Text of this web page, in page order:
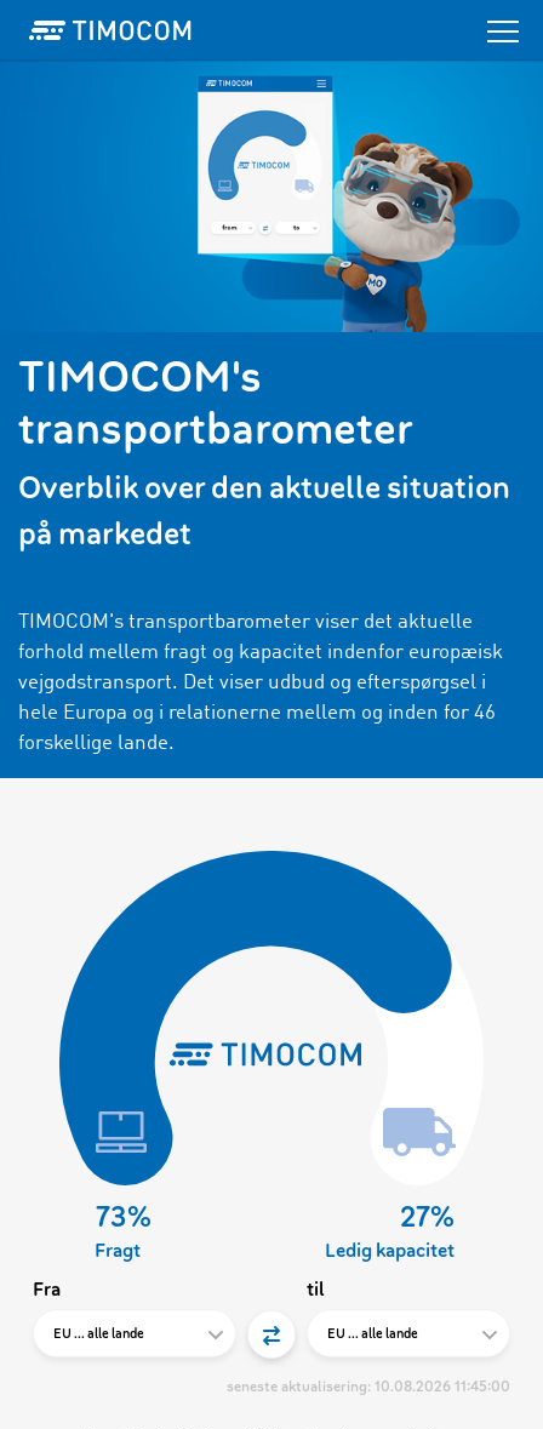
TIMOCOM's
transportbarometer
Overblik over den aktuelle situation
på markedet
TIMOCOM's transportbarometer viser det aktuelle
forhold mellem fragt og kapacitet indenfor europæisk
vejgodstransport. Det viser udbud og efterspørgsel i
hele Europa og i relationerne mellem og inden for 46
forskellige lande.